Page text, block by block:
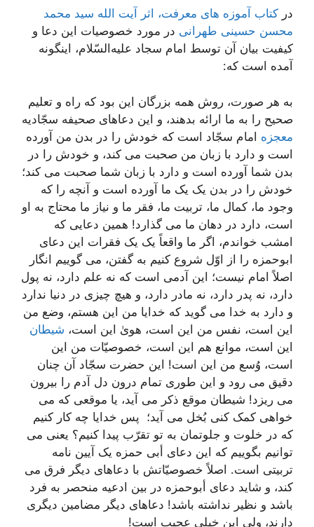
در کتاب آموزه های معرفت، اثر آیت الله سید محمد
محسن حسینی طهرانی در مورد خصوصیات این دعا و
کیفیت بیان آن توسط امام سجاد علیه‌السّلام، اینگونه
آمده است که:
به هر صورت، روش همه بزرگان این بود که راه و تعلیم
صحیح را به ما ارائه بدهند، و این دعاهای صحیفه سجّادیه
معجزه امام سجّاد است که خودش را در بدن من آورده
است و دارد با زبان من صحبت می کند، و خودش را در
بدن شما آورده است و دارد با زبان شما صحبت می کند؛
خودش را در بدن یک یک ما آورده است و آنچه را که
وجود ما، کمال ما، تربیت ما، فقر ما و نیاز ما محتاج به او
است، دارد در دهان ما می گذارد! همین دعایی که
امشب خواندم، اگر ما واقعاً یک یک فقرات این دعای
ابوحمزه را از اوّل شروع کنیم به گفتن، می گوییم انگار
اصلاً امام نیست؛ این آدمی است که نه علم دارد، نه پول
دارد، نه پدر دارد، نه مادر دارد، و هیچ چیزی در دنیا ندارد
و دارد به خدا می گوید که خدایا من این هستم، وضع من
این است، نفس من این است، هویٰ این است، شیطان
این است، موانع هم این است، خصوصیّات من این
است، وُسع من این است! این حضرت سجّاد آن چنان
دقیق می رود و این طوری تمام درون دل آدم را بیرون
می ریزد! شیطان موقع ذکر می آید، یا موقعی که می
خواهی کمک کنی بُخل می آید؛ پس خدایا چه کار کنیم
که در خلوت و جلوتمان به تو تقرّب پیدا کنیم؟ یعنی می
توانیم بگوییم که این دعای أبی حمزه یک آیین نامه
تربیتی است. اصلاً خصوصیّاتش با دعاهای دیگر فرق می
کند، و شاید دعای أبوحمزه در بین ادعیه منحصر به فرد
باشد و نظیر نداشته باشد! دعاهای دیگر مضامین دیگری
دارند، ولی این خیلی عجیب است!